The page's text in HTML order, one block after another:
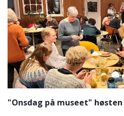
"Onsdag på museet"